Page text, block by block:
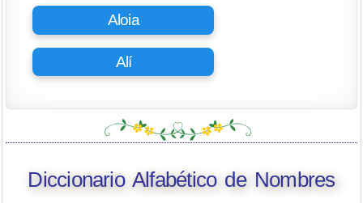
Aloia
Alí
Diccionario Alfabético de Nombres